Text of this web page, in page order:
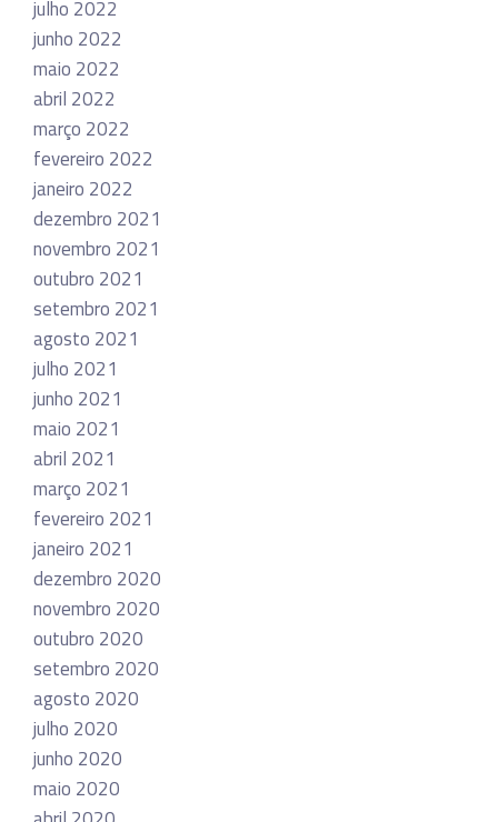
julho 2022
junho 2022
maio 2022
abril 2022
março 2022
fevereiro 2022
janeiro 2022
dezembro 2021
novembro 2021
outubro 2021
setembro 2021
agosto 2021
julho 2021
junho 2021
maio 2021
abril 2021
março 2021
fevereiro 2021
janeiro 2021
dezembro 2020
novembro 2020
outubro 2020
setembro 2020
agosto 2020
julho 2020
junho 2020
maio 2020